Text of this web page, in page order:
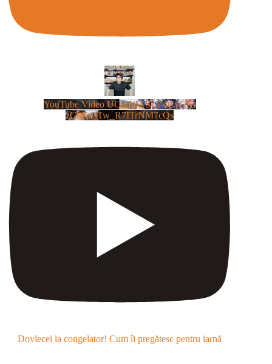
YouTube Video UCm5llXSLY4CyCX-
zC8XosTw_R7ITrNM7cQs
Dovlecei la congelator! Cum îi pregătesc pentru iarnă